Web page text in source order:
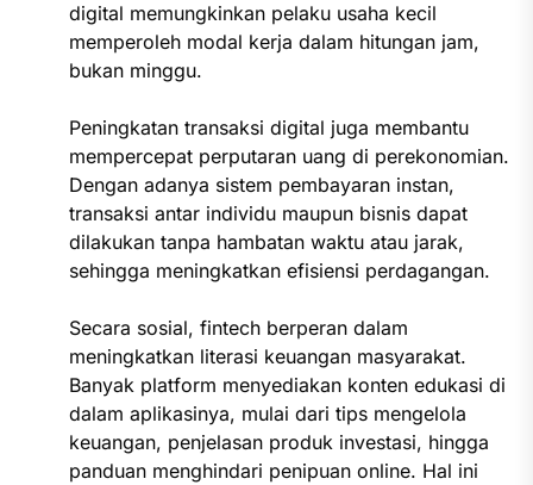
digital memungkinkan pelaku usaha kecil
memperoleh modal kerja dalam hitungan jam,
bukan minggu.
Peningkatan transaksi digital juga membantu
mempercepat perputaran uang di perekonomian.
Dengan adanya sistem pembayaran instan,
transaksi antar individu maupun bisnis dapat
dilakukan tanpa hambatan waktu atau jarak,
sehingga meningkatkan efisiensi perdagangan.
Secara sosial, fintech berperan dalam
meningkatkan literasi keuangan masyarakat.
Banyak platform menyediakan konten edukasi di
dalam aplikasinya, mulai dari tips mengelola
keuangan, penjelasan produk investasi, hingga
panduan menghindari penipuan online. Hal ini